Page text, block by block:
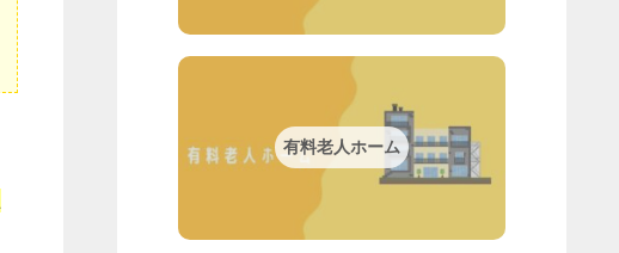
有料老人ホーム